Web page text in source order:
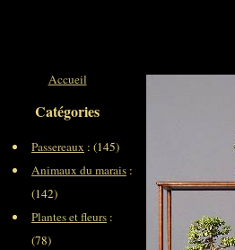
Accueil
Catégories
Passereaux : (145)
Animaux du marais :
(142)
Plantes et fleurs :
(78)